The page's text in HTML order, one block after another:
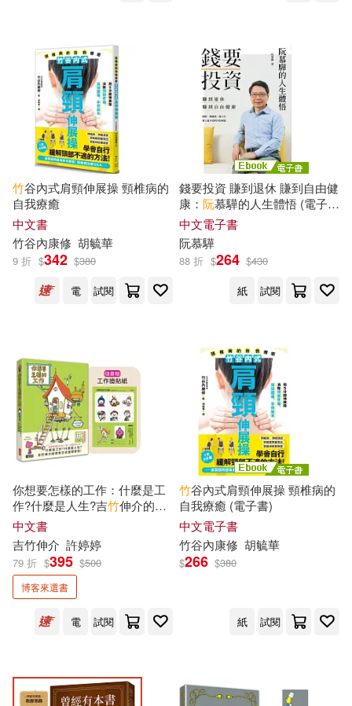
春瀬トヲル(13)
朱艷丹（編）(13)
此元和津也(13) 竹宴小生(13)
篠貴よう(13) 肋家竹一(13)
高田ちさき(13) Ryoko(12)
Takana Tsukudani(12)
こぐま(12)
ことぶきまいむ(12)
ヒノノメヒナ(12)
ユウキHB(12) 三夏(12)
中央編譯出版社(63) 瑞昇(63)
中國林業出版社(62)
重慶出版社(62)
KADOKAWA(61)
中國水利水電出版社(61)
中國財政經濟出版社(61)
布克文化(60) 平安文化(60)
勞動部及職業安全衛生研究所(59)
大是文化(59) 民族出版社(59)
中國文史出版社(58)
交通部運輸研究所(58)
千華數位文化(58)
東南大學出版社(58)
竹谷內式肩頸伸展操 頸椎病的
自我療癒
中文書
竹谷內康修 胡毓華
9 折 $342 $380
電
試閱
錢要投資 賺到退休 賺到自由健
康： 阮慕驊的人生體悟 (電子
書)
中文電子書
阮慕驊
88 折 $264 $430
紙
試閱
你想要怎樣的工作：什麼是工
作?什麼是人生?吉竹伸介的思
考方式值得學習!(隨書特典工作
證貼紙)
中文書
吉竹伸介 許婷婷
79 折 $395 $500
博客來選書
電 試閱
竹谷內式肩頸伸展操 頸椎病的
自我療癒 (電子書)
中文電子書
竹谷內康修 胡毓華
$266 $380
紙 試閱